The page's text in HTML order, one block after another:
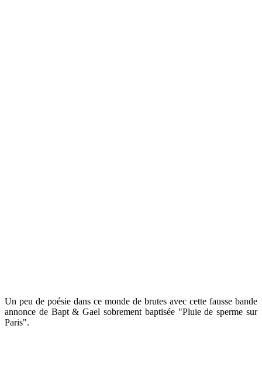
Un peu de poésie dans ce monde de brutes avec cette fausse bande
annonce de Bapt & Gael sobrement baptisée "Pluie de sperme sur
Paris".